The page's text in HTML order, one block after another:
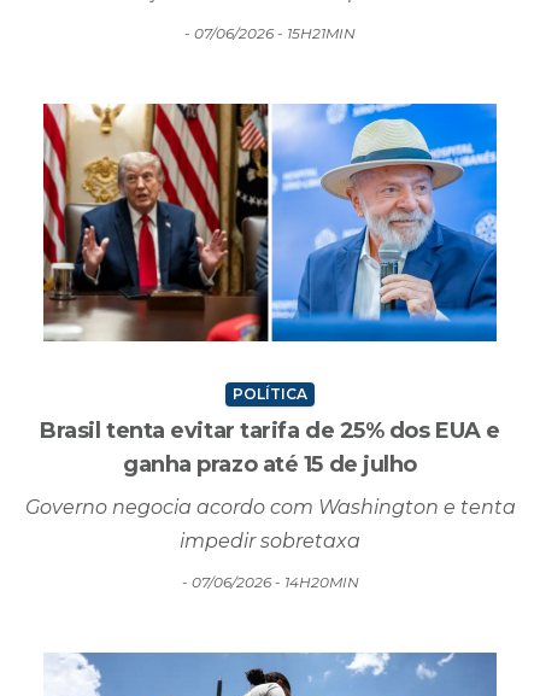
POLÍTICA
ganha prazo até 15 de julho
Governo negocia acordo com Washington e tenta
impedir sobretaxa
- 07/06/2026 - 14H20MIN